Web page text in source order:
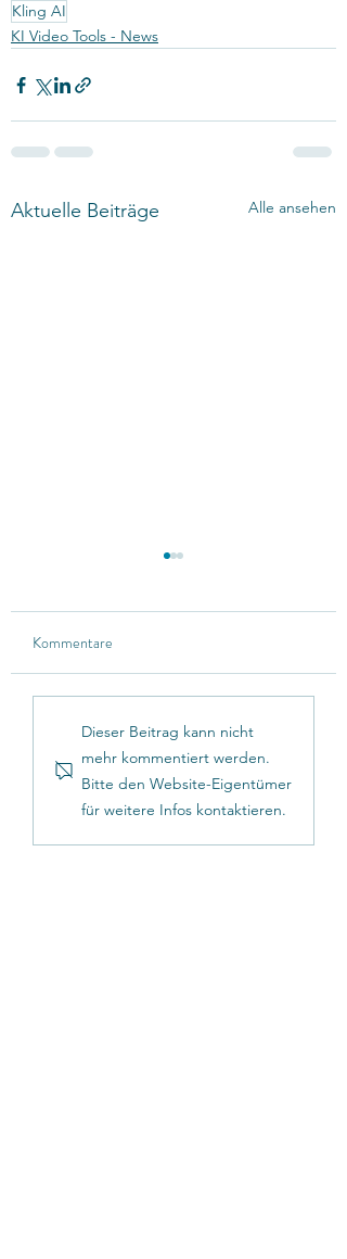
Kling AI
KI Video Tools - News
Aktuelle Beiträge Alle ansehen
Hailuo integriert
DeepSeek & erweitert
Prompt-Presets
Kommentare
Dieser Beitrag kann nicht
mehr kommentiert werden.
Bitte den Website-Eigentümer
für weitere Infos kontaktieren.